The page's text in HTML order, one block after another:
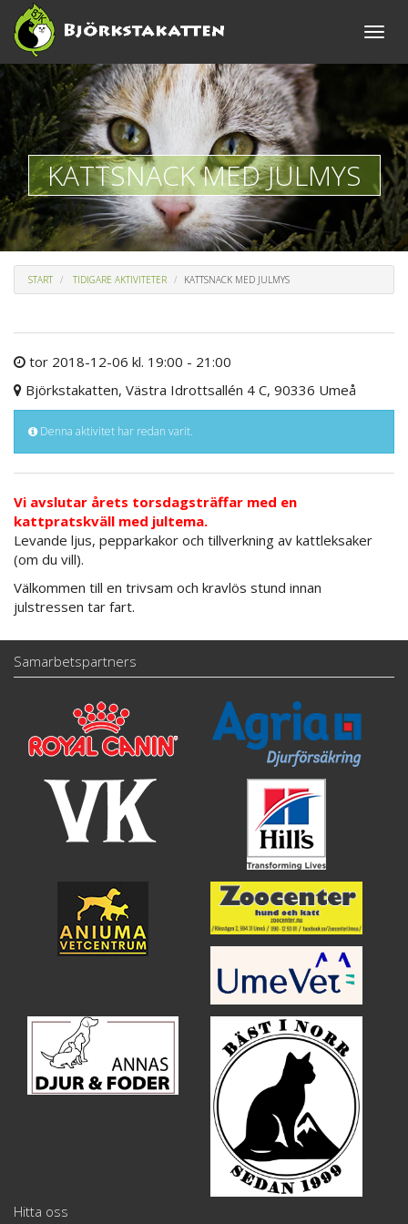
Toggle
KATTSNACK MED JULMYS
START TIDIGARE AKTIVITETER KATTSNACK MED JULMYS
tor 2018-12-06 kl. 19:00 - 21:00
Björkstakatten, Västra Idrottsallén 4 C, 90336 Umeå
Denna aktivitet har redan varit.
Vi avslutar årets torsdagsträffar med en
kattpratskväll med jultema.
Levande ljus, pepparkakor och tillverkning av kattleksaker
(om du vill).
Välkommen till en trivsam och kravlös stund innan
julstressen tar fart.
Samarbetspartners
Hitta oss